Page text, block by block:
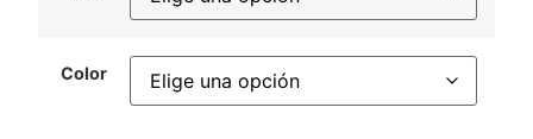
Color